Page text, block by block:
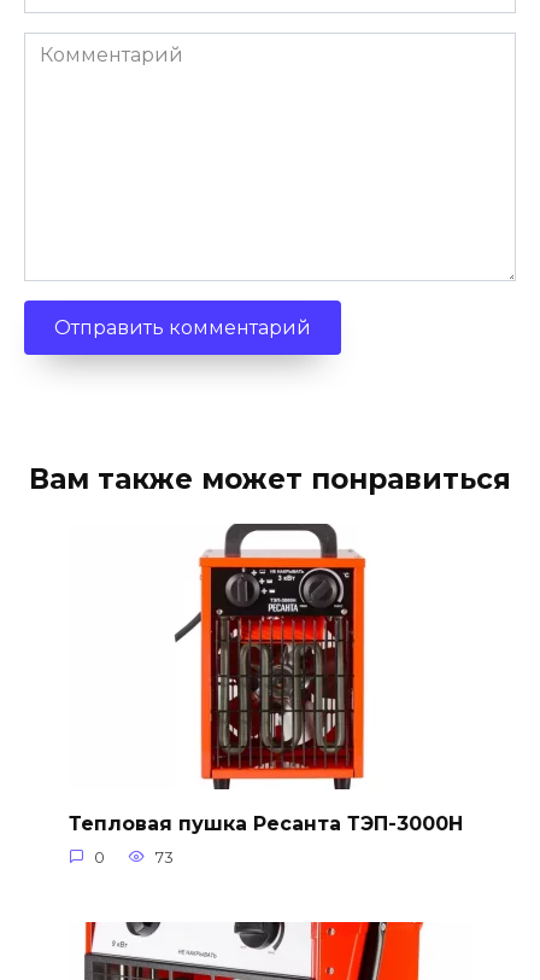
Комментарий
Вам также может понравиться
Тепловая пушка Ресанта ТЭП-3000Н
0 73